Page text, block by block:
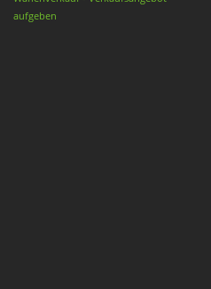
aufgeben